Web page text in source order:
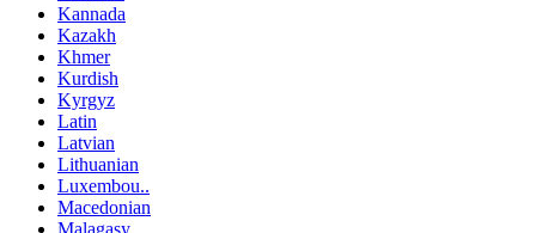
Kannada
Kazakh
Khmer
Kurdish
Kyrgyz
Latin
Latvian
Lithuanian
Luxembou..
Macedonian
Malagasy